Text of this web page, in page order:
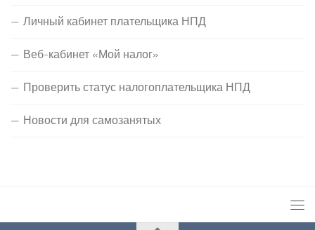
Личный кабинет плательщика НПД
Веб-кабинет «Мой налог»
Проверить статус налогоплательщика НПД
Новости для самозанятых